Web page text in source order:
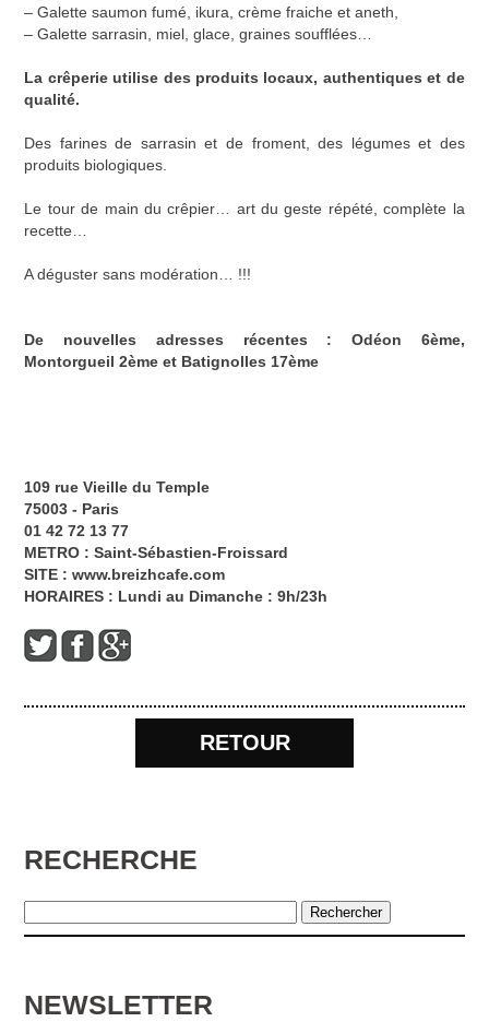
– Galette saumon fumé, ikura, crème fraiche et aneth,
– Galette sarrasin, miel, glace, graines soufflées…
La crêperie utilise des produits locaux, authentiques et de
qualité.
Des farines de sarrasin et de froment, des légumes et des
produits biologiques.
Le tour de main du crêpier… art du geste répété, complète la
recette…
A déguster sans modération… !!!
De nouvelles adresses récentes : Odéon 6ème,
Montorgueil 2ème et Batignolles 17ème
109 rue Vieille du Temple
75003 - Paris
01 42 72 13 77
METRO : Saint-Sébastien-Froissard
SITE :www.breizhcafe.com
HORAIRES : Lundi au Dimanche : 9h/23h
RETOUR
RECHERCHE
NEWSLETTER